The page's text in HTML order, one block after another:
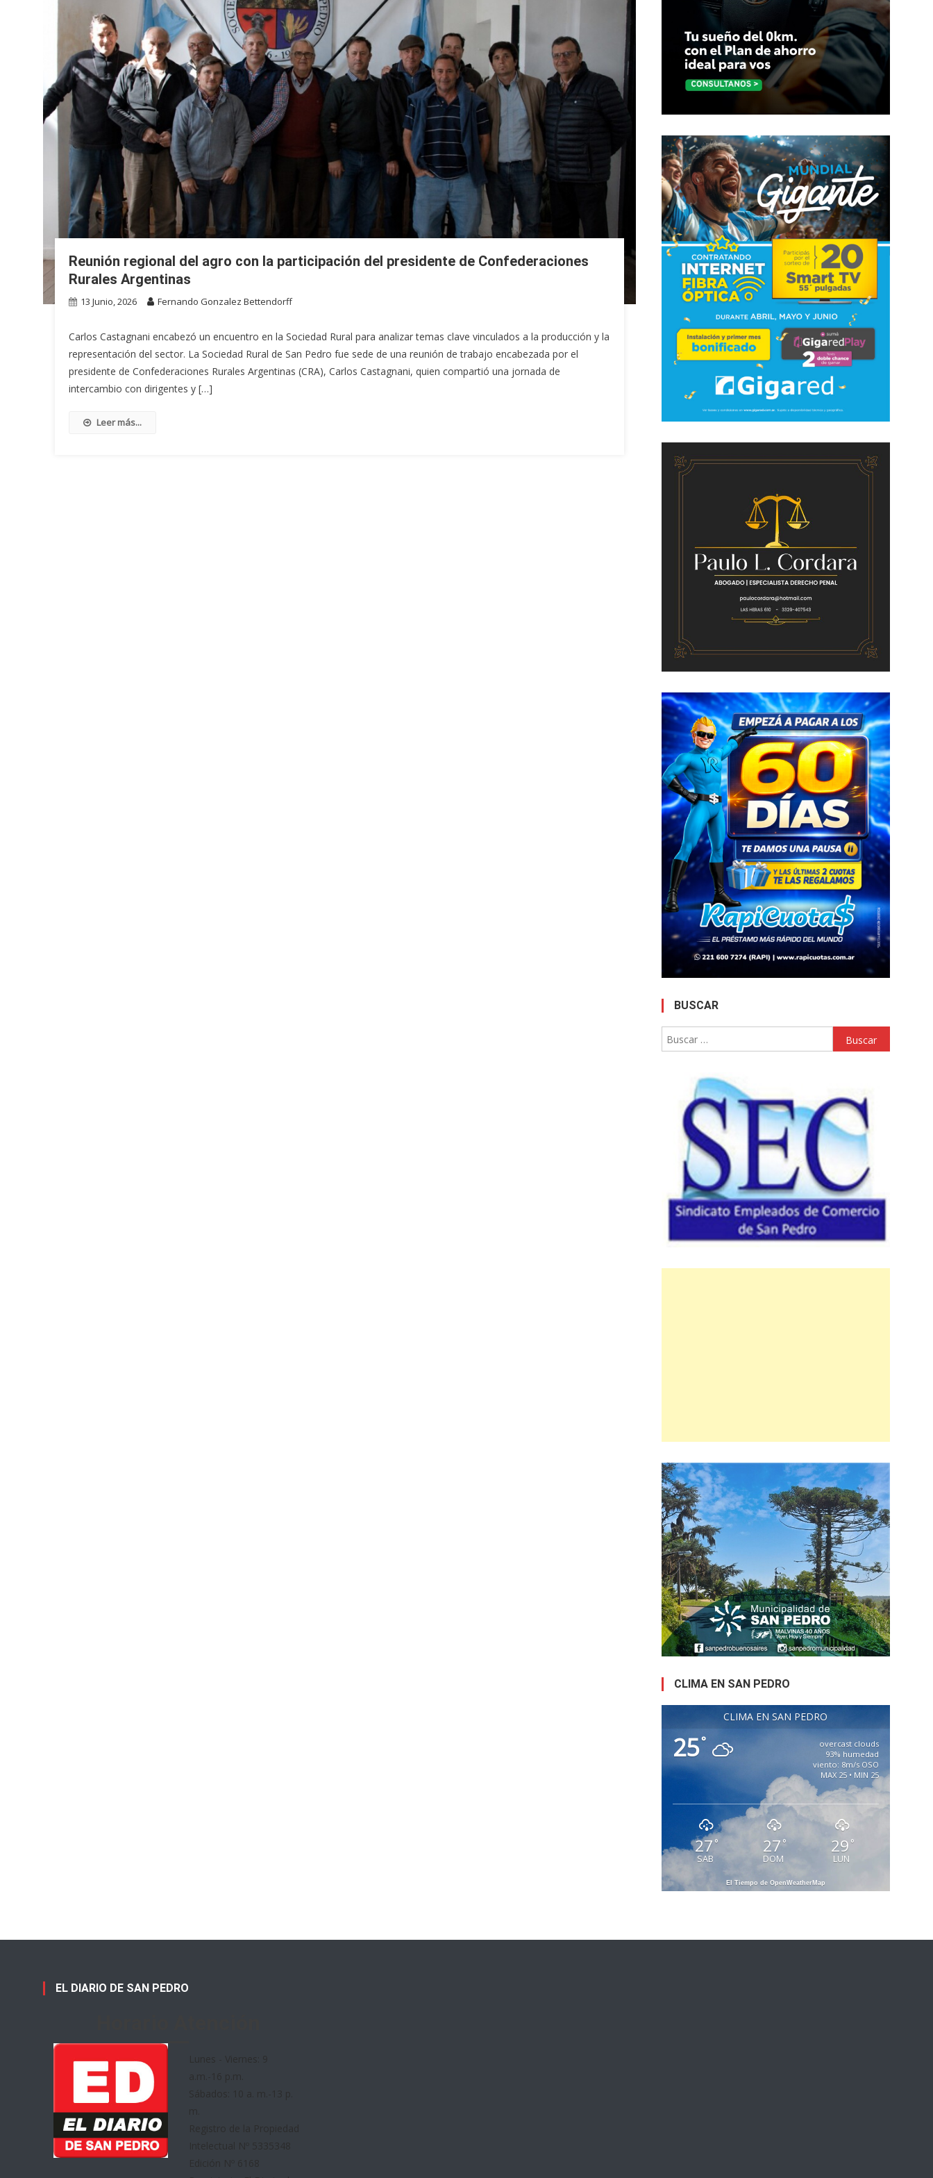
Reunión regional del agro con la participación del presidente de Confederaciones
Rurales Argentinas
13 Junio, 2026 Fernando Gonzalez Bettendorff
Carlos Castagnani encabezó un encuentro en la Sociedad Rural para analizar temas clave vinculados a la producción y la
representación del sector. La Sociedad Rural de San Pedro fue sede de una reunión de trabajo encabezada por el
presidente de Confederaciones Rurales Argentinas (CRA), Carlos Castagnani, quien compartió una jornada de
intercambio con dirigentes y […]
Leer más...
BUSCAR
Buscar:
CLIMA EN SAN PEDRO
CLIMA EN SAN PEDRO
25°
overcast clouds
93% humedad
viento: 8m/s OSO
MAX 25 • MIN 25
27 °
SAB
27 °
DOM
29 °
LUN
El Tiempo de OpenWeatherMap
EL DIARIO DE SAN PEDRO
Lunes - Viernes: 9
a.m.-16 p.m.
Sábados: 10 a. m.-13 p.
m.
Registro de la Propiedad
Intelectual Nº 5335348
Edición Nº 6168